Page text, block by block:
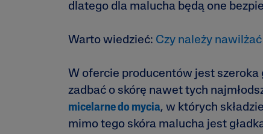
dlatego dla malucha będą one
Warto wiedzieć: Czy należy
W ofercie producentów jest
zadbać o skórę nawet tych
micelarne do mycia, w których
mimo tego skóra malucha jest